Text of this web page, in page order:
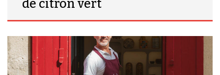
de citron vert